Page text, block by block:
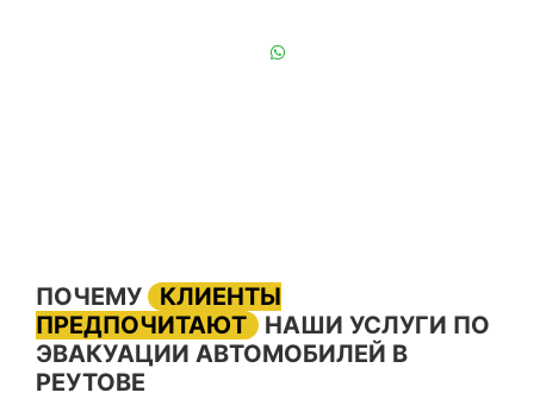
ПОЧЕМУ
КЛИЕНТЫ
ПРЕДПОЧИТАЮТ
НАШИ УСЛУГИ ПО
ЭВАКУАЦИИ АВТОМОБИЛЕЙ В
РЕУТОВЕ